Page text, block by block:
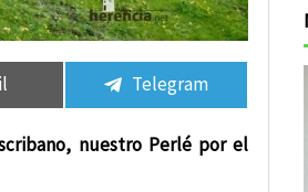
Compartir
en
Telegram
nuestro Perlé por el
Compartir
en